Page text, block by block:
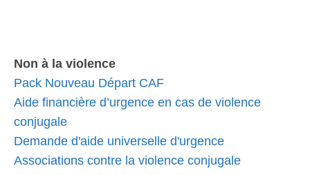
Non à la violence
Pack Nouveau Départ CAF
Aide financière d’urgence en cas de violence
conjugale
Demande d'aide universelle d'urgence
Associations contre la violence conjugale